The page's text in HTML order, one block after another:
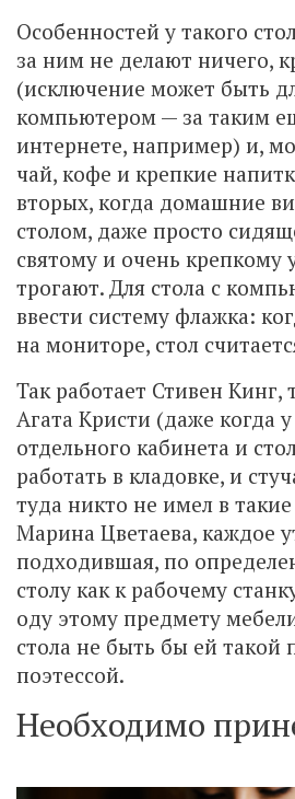
Особенностей у такого
за ним не делают ничего,
(исключение может быть
компьютером — за таким
интернете, например) и,
чай, кофе и крепкие
вторых, когда домашние
столом, даже просто
святому и очень крепкому
трогают. Для стола с
ввести систему флажка:
на мониторе, стол
Так работает Стивен Кинг,
Агата Кристи (даже когда
отдельного кабинета и
работать в кладовке, и
туда никто не имел в
Марина Цветаева, каждое
подходившая, по
столу как к рабочему
оду этому предмету
стола не быть бы ей такой
поэтессой.
Необходимо